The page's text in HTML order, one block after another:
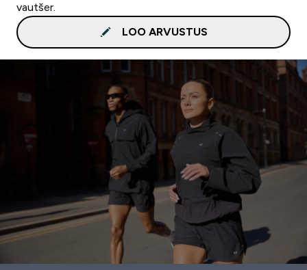
vautšer.
LOO ARVUSTUS